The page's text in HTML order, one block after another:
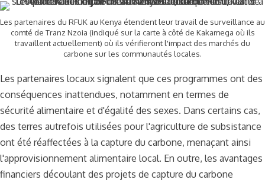
Les partenaires du RFUK au Kenya étendent leur travail de surveillance au
comté de Tranz Nzoia (indiqué sur la carte à côté de Kakamega où ils
travaillent actuellement) où ils vérifieront l'impact des marchés du
carbone sur les communautés locales.
Les partenaires locaux signalent que ces programmes ont des
conséquences inattendues, notamment en termes de
sécurité alimentaire et d'égalité des sexes. Dans certains cas,
des terres autrefois utilisées pour l'agriculture de subsistance
ont été réaffectées à la capture du carbone, menaçant ainsi
l'approvisionnement alimentaire local. En outre, les avantages
financiers découlant des projets de capture du carbone